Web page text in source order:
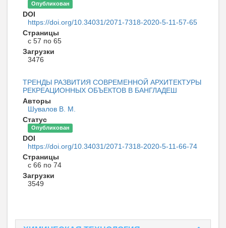
Опубликован
DOI
https://doi.org/10.34031/2071-7318-2020-5-11-57-65
Страницы
с 57 по 65
Загрузки
3476
ТРЕНДЫ РАЗВИТИЯ СОВРЕМЕННОЙ АРХИТЕКТУРЫ
РЕКРЕАЦИОННЫХ ОБЪЕКТОВ В БАНГЛАДЕШ
Авторы
Шувалов В. М.
Статус
Опубликован
DOI
https://doi.org/10.34031/2071-7318-2020-5-11-66-74
Страницы
с 66 по 74
Загрузки
3549